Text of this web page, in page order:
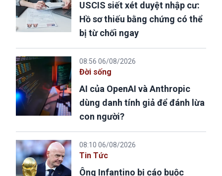
USCIS siết xét duyệt nhập cư:
Hồ sơ thiếu bằng chứng có thể
bị từ chối ngay
08:56 06/08/2026
Đời sống
AI của OpenAI và Anthropic
dùng danh tính giả để đánh lừa
con người?
08:10 06/08/2026
Tin Tức
Ông Infantino bị cáo buộc